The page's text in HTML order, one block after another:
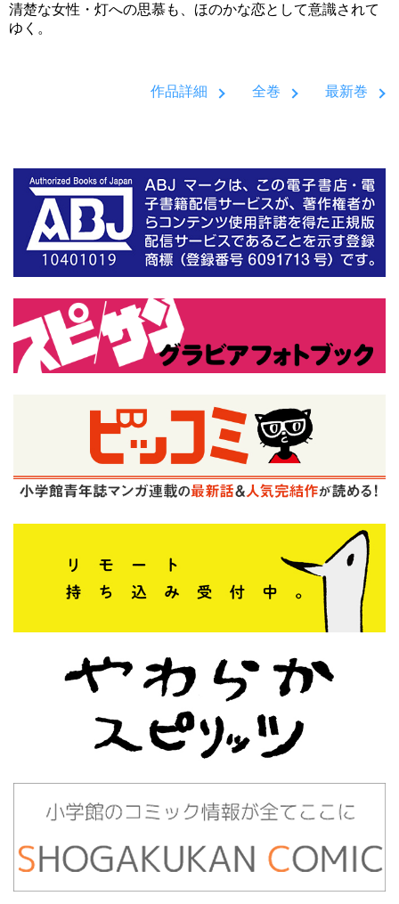
清楚な女性・灯への思慕も、ほのかな恋として意識されて
ゆく。
作品詳細 全巻 最新巻